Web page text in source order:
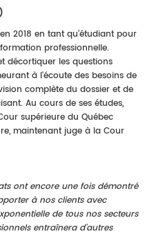
2018 en tant qu’étudiant pour
professionnelle.
décortiquer les questions
à l'écoute des besoins de
complète du dossier et de
Au cours de ses études,
supérieure du Québec
maintenant juge à la Cour
ont encore une fois démontré
à nos clients avec
de tous nos secteurs
entraînera d’autres